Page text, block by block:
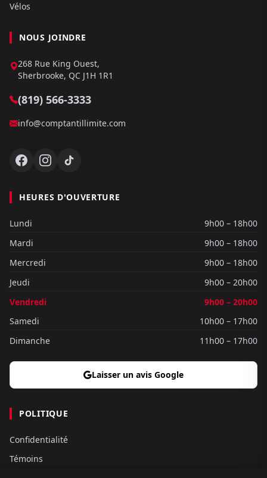
Vélos
NOUS JOINDRE
268 Rue King Ouest,
Sherbrooke, QC J1H 1R1
(819) 566-3333
info@comptantillimite.com
HEURES D'OUVERTURE
Lundi
9h00 – 18h00
Mardi
9h00 – 18h00
Mercredi
9h00 – 18h00
Jeudi
9h00 – 20h00
Vendredi
9h00 – 20h00
Samedi
10h00 – 17h00
Dimanche
11h00 – 17h00
Laisser un avis Google
POLITIQUE
Confidentialité
Témoins